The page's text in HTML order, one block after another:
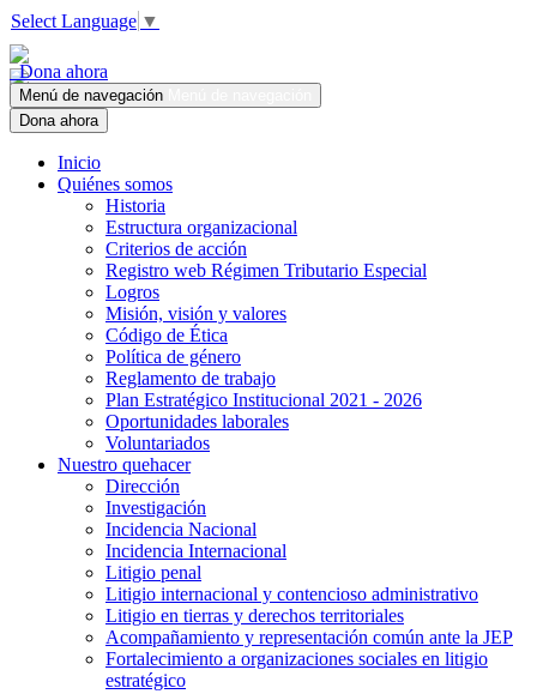
Select Language ▼
Dona ahora
Menú de navegación
Dona ahora
Inicio
Quiénes somos
Historia
Estructura organizacional
Criterios de acción
Registro web Régimen Tributario Especial
Logros
Misión, visión y valores
Código de Ética
Política de género
Reglamento de trabajo
Plan Estratégico Institucional 2021 - 2026
Oportunidades laborales
Voluntariados
Nuestro quehacer
Dirección
Investigación
Incidencia Nacional
Incidencia Internacional
Litigio penal
Litigio internacional y contencioso administrativo
Litigio en tierras y derechos territoriales
Acompañamiento y representación común ante la JEP
Fortalecimiento a organizaciones sociales en litigio
estratégico